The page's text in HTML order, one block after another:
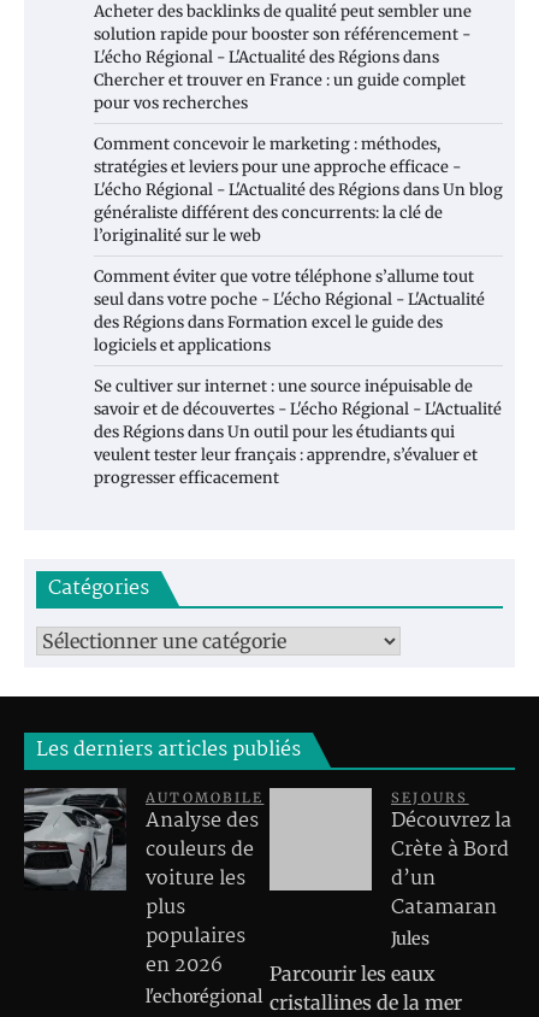
Acheter des backlinks de qualité peut sembler une
solution rapide pour booster son référencement -
L'écho Régional - L'Actualité des Régionsdans
Chercher et trouver en France : un guide complet
pour vos recherches
Comment concevoir le marketing : méthodes,
stratégies et leviers pour une approche efficace -
L'écho Régional - L'Actualité des RégionsdansUn blog
généraliste différent des concurrents: la clé de
l’originalité sur le web
Comment éviter que votre téléphone s’allume tout
seul dans votre poche - L'écho Régional - L'Actualité
des RégionsdansFormation excel le guide des
logiciels et applications
Se cultiver sur internet : une source inépuisable de
savoir et de découvertes - L'écho Régional - L'Actualité
des RégionsdansUn outil pour les étudiants qui
veulent tester leur français : apprendre, s’évaluer et
progresser efficacement
Catégories
Catégories
Les derniers articles publiés
AUTOMOBILE
Analyse des
couleurs de
voiture les
plus
populaires
en 2026
l'echorégional
SEJOURS
Découvrez la
Crète à Bord
d’un
Catamaran
Jules
Parcourir les eaux
cristallines de la mer